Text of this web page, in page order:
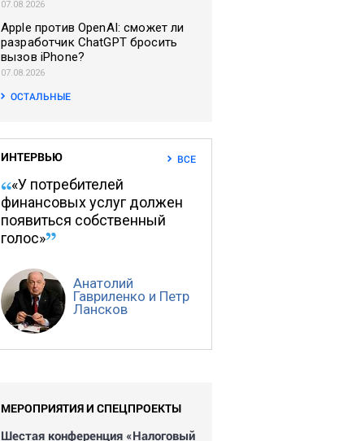
07.08.2026
Apple против OpenAI: сможет ли
разработчик ChatGPT бросить
вызов iPhone?
07.08.2026
ОСТАЛЬНЫЕ
ИНТЕРВЬЮ ВСЕ
«У потребителей
финансовых услуг должен
появиться собственный
голос»
Анатолий
Гавриленко и Петр
Лансков
МЕРОПРИЯТИЯ И СПЕЦПРОЕКТЫ
Шестая конференция «Налоговый